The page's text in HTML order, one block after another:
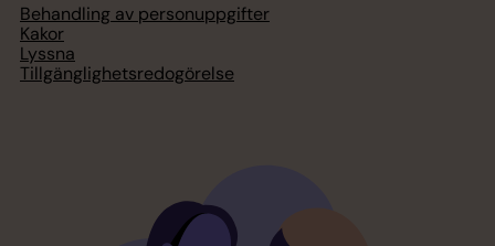
Behandling av personuppgifter
Kakor
Lyssna
Tillgänglighetsredogörelse